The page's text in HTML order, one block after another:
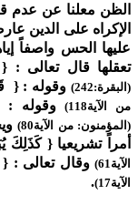
الظن معلنا عن عدم
الإكراه على الدين
عليها الحس واصفاً
تعقلها قال تعالى :
(البقرة:242) وقوله : {
من الآية118)
وقوله : {
(المؤمنون: من الآية80)
أمراً تشريعيا { كَذَلِكَ
الآية61)
وقال تعالى : {
الآية17)
.